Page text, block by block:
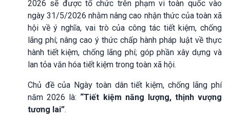
2026 sẽ được tổ chức trên phạm vi toàn quốc vào
ngày 31/5/2026 nhằm nâng cao nhận thức của toàn xã
hội về ý nghĩa, vai trò của công tác tiết kiệm, chống
lãng phí; nâng cao ý thức chấp hành pháp luật về thực
hành tiết kiệm, chống lãng phí; góp phần xây dựng và
lan tỏa văn hóa tiết kiệm trong toàn xã hội.
Chủ đề của Ngày toàn dân tiết kiệm, chống lãng phí
năm 2026 là: “Tiết kiệm năng lượng, thịnh vượng
tương lai”.